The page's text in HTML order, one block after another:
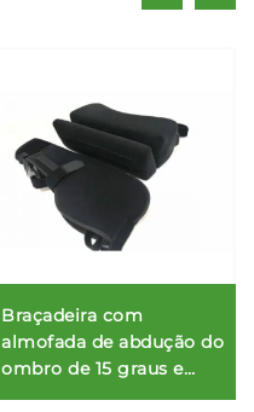
Braçadeira com
almofada de abdução do
ombro de 15 graus e
cunha